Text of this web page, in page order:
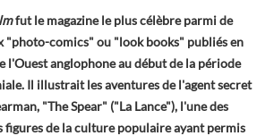
fut le magazine le plus célèbre parmi de
"photo-comics" ou "look books" publiés en
l'Ouest anglophone au début de la période
Il illustrait les aventures de l'agent secret
"The Spear" ("La Lance"), l'une des
figures de la culture populaire ayant permis